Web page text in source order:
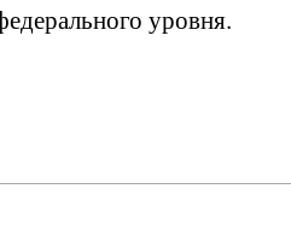
уровня.